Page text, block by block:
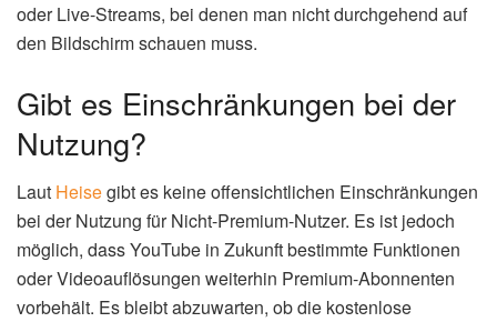
oder Live-Streams, bei denen man nicht durchgehend auf
den Bildschirm schauen muss.
Gibt es Einschränkungen bei der
Nutzung?
Laut Heisegibt es keine offensichtlichen Einschränkungen
bei der Nutzung für Nicht-Premium-Nutzer. Es ist jedoch
möglich, dass YouTube in Zukunft bestimmte Funktionen
oder Videoauflösungen weiterhin Premium-Abonnenten
vorbehält. Es bleibt abzuwarten, ob die kostenlose